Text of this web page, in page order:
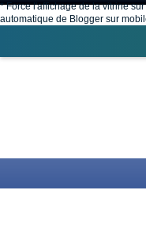
* Force l'affichage de la vitrine
automatique de Blogger sur